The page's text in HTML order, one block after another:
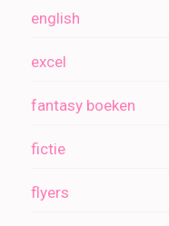
english
excel
fantasy boeken
fictie
flyers